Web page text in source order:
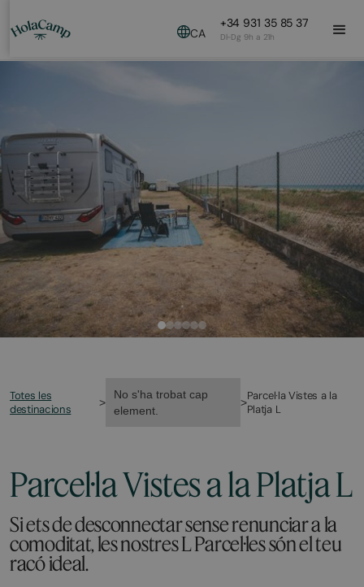
CA
+34 931 35 85 37
Dl-Dg 9h a 21h
Totes les
destinacions
>
No s'ha trobat cap
element.
>Parcel·la Vistes a la
Platja L
Parcel·la Vistes a la Platja L
Si ets de desconnectar sense renunciar a la
comoditat, les nostres L Parcel·les són el teu
racó ideal.